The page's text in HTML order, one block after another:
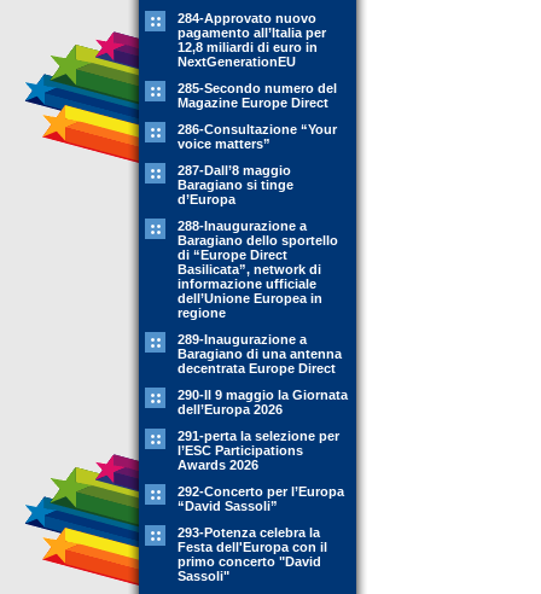
284-Approvato nuovo
pagamento all’Italia per
12,8 miliardi di euro in
NextGenerationEU
285-Secondo numero del
Magazine Europe Direct
286-Consultazione “Your
voice matters”
287-Dall’8 maggio
Baragiano si tinge
d’Europa
288-Inaugurazione a
Baragiano dello sportello
di “Europe Direct
Basilicata”, network di
informazione ufficiale
dell’Unione Europea in
regione
289-Inaugurazione a
Baragiano di una antenna
decentrata Europe Direct
290-Il 9 maggio la Giornata
dell’Europa 2026
291-perta la selezione per
l’ESC Participations
Awards 2026
292-Concerto per l’Europa
“David Sassoli”
293-Potenza celebra la
Festa dell'Europa con il
primo concerto "David
Sassoli"